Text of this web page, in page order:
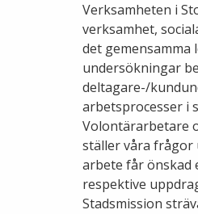
Verksamheten i
verksamhet,
det gemensamma
undersökningar
deltagare-/
arbetsprocesser i
Volontärarbetare
ställer våra frågor
arbete får önskad
respektive
Stadsmission